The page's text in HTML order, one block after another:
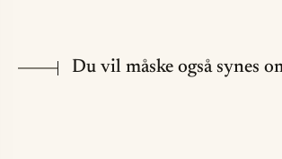
Du vil måske også synes